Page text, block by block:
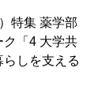
特集 薬学部
ク「4 大学共
しを支える